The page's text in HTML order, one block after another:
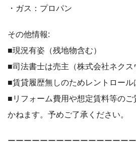
・ガス：プロパン
その他情報:
■現況有姿（残地物含む）
■司法書士は売主（株式会社ネクス
■賃貸履歴無しのためレントロール
■リフォーム費用や想定賃料等の
かねます。予めご了承ください。
ーーーーーーーーーーーーーーー